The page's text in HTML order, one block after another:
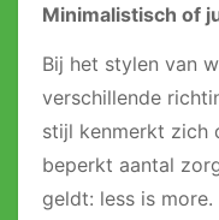
Minimalistisch of
Bij het stylen van
verschillende
stijl kenmerkt zich
beperkt aantal
geldt: less is more.